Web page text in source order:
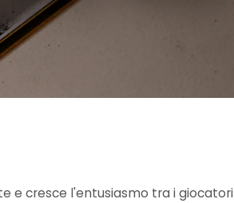
e cresce l'entusiasmo tra i giocatori